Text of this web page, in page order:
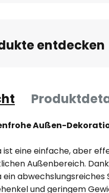
entdecken
Außen-
ist eine einfache, aber
Außenbereich.
ein abwechslungsreiches
und geringem